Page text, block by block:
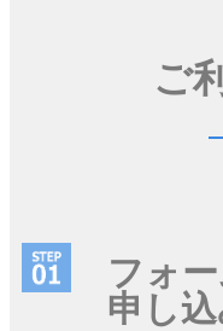
ご
フォ
申し